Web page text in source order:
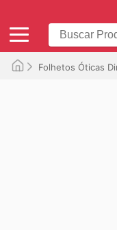
Folhetos Óticas